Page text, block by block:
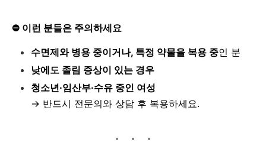
⛔ 이런 분들은 주의하세요
수면제와 병용 중이거나, 특정 약물을 복용 중인 분
낮에도 졸림 증상이 있는 경우
청소년·임산부·수유 중인 여성
→ 반드시 전문의와 상담 후 복용하세요.